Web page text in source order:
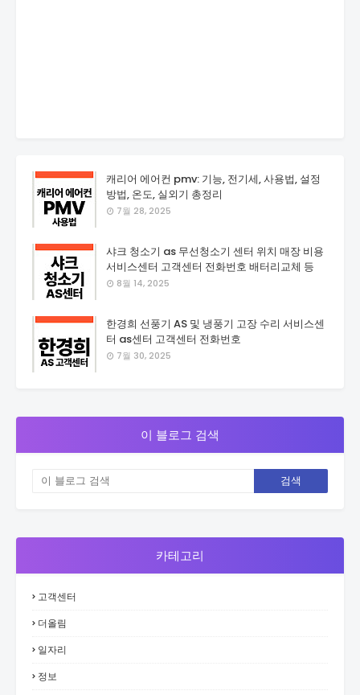
캐리어 에어컨 pmv: 기능, 전기세, 사용법, 설정
방법, 온도, 실외기 총정리
7월 28, 2025
샤크 청소기 as 무선청소기 센터 위치 매장 비용
서비스센터 고객센터 전화번호 배터리교체 등
8월 14, 2025
한경희 선풍기 AS 및 냉풍기 고장 수리 서비스센
터 as센터 고객센터 전화번호
7월 30, 2025
이 블로그 검색
카테고리
고객센터
더올림
일자리
정보